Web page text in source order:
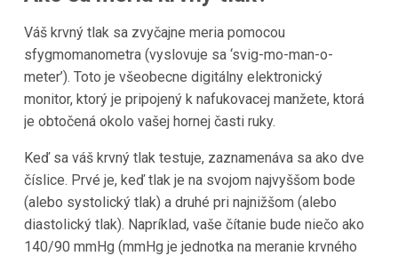
Váš krvný tlak sa zvyčajne meria pomocou
sfygmomanometra (vyslovuje sa ‘svig-mo-man-o-
meter’). Toto je všeobecne digitálny elektronický
monitor, ktorý je pripojený k nafukovacej manžete, ktorá
je obtočená okolo vašej hornej časti ruky.
Keď sa váš krvný tlak testuje, zaznamenáva sa ako dve
číslice. Prvé je, keď tlak je na svojom najvyššom bode
(alebo systolický tlak) a druhé pri najnižšom (alebo
diastolický tlak). Napríklad, vaše čítanie bude niečo ako
140/90 mmHg (mmHg je jednotka na meranie krvného